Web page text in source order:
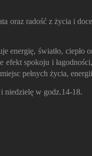
oraz radość z życia i
energię, światło, ciepło
spokoju i
pełnych życia,
niedzielę w godz.14-18.